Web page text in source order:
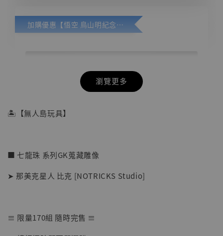
加購優惠【悟空 鳥山明紀念款 [奇蹟工作室]】
瀏覽更多
🏝【無人島玩具】
■ 七龍珠 系列GK蒐藏雕像
➤ 那美克星人 比克 [NOTRICKS Studio]
≡ 限量170組 隨時完售 ≡